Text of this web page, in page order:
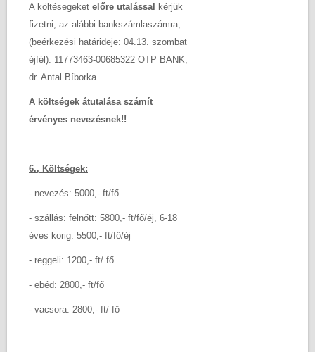
A költésegeket előre utalással kérjük
fizetni, az alábbi bankszámlaszámra,
(beérkezési határideje: 04.13. szombat
éjfél): 11773463-00685322 OTP BANK,
dr. Antal Bíborka
A költségek átutalása számít
érvényes nevezésnek!!
6., Költségek:
- nevezés: 5000,- ft/fő
- szállás: felnőtt: 5800,- ft/fő/éj, 6-18
éves korig: 5500,- ft/fő/éj
- reggeli: 1200,- ft/ fő
- ebéd: 2800,- ft/fő
- vacsora: 2800,- ft/ fő